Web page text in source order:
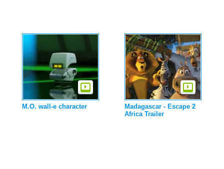
M.O. wall-e character
Madagascar - Escape 2
Africa Trailer